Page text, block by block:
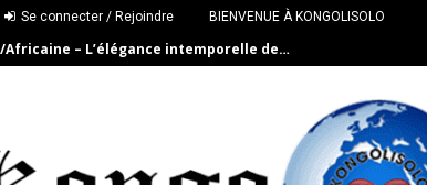
Se connecter / Rejoindre BIENVENUE À KONGOLISOLO
– L’élégance intemporelle de…